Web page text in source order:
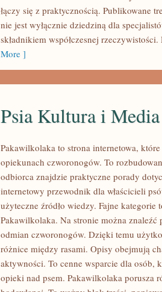
łączy się z praktycznością. Publikowane
nie jest wyłącznie dziedziną dla
składnikiem współczesnej
More ]
Psia Kultura i Media
Pakawilkolaka to strona internetowa,
opiekunach czworonogów. To
odbiorca znajdzie praktyczne porady
internetowy przewodnik dla właścicieli
użyteczne źródło wiedzy. Fajne kategorie
Pakawilkolaka. Na stronie można znaleźć
odmian czworonogów. Dzięki temu
różnice między rasami. Opisy obejmują
aktywności. To cenne wsparcie dla osób,
opieki nad psem. Pakawilkolaka porusza